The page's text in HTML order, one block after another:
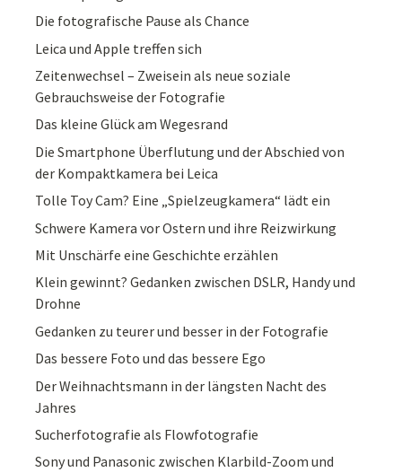
Die fotografische Pause als Chance
Leica und Apple treffen sich
Zeitenwechsel – Zweisein als neue soziale
Gebrauchsweise der Fotografie
Das kleine Glück am Wegesrand
Die Smartphone Überflutung und der Abschied von
der Kompaktkamera bei Leica
Tolle Toy Cam? Eine „Spielzeugkamera“ lädt ein
Schwere Kamera vor Ostern und ihre Reizwirkung
Mit Unschärfe eine Geschichte erzählen
Klein gewinnt? Gedanken zwischen DSLR, Handy und
Drohne
Gedanken zu teurer und besser in der Fotografie
Das bessere Foto und das bessere Ego
Der Weihnachtsmann in der längsten Nacht des
Jahres
Sucherfotografie als Flowfotografie
Sony und Panasonic zwischen Klarbild-Zoom und